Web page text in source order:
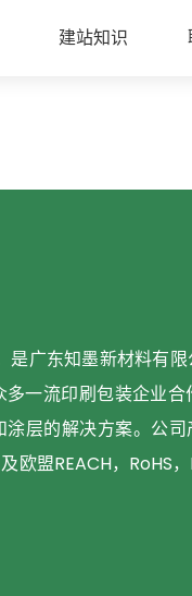
建站知识
广东知墨新材料有限
多一流印刷包装企业
层的解决方案。公
欧盟REACH，RoHS